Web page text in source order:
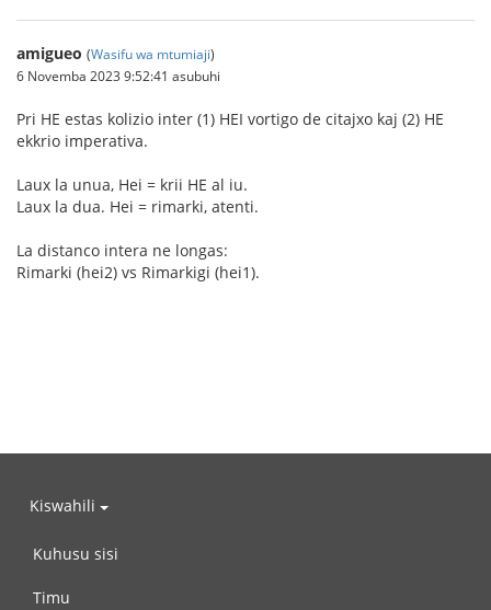
amigueo (Wasifu wa mtumiaji)
6 Novemba 2023 9:52:41 asubuhi
Pri HE estas kolizio inter (1) HEI vortigo de citajxo kaj (2) HE
ekkrio imperativa.
Laux la unua, Hei = krii HE al iu.
Laux la dua. Hei = rimarki, atenti.
La distanco intera ne longas:
Rimarki (hei2) vs Rimarkigi (hei1).
Kiswahili
Kuhusu sisi
Timu